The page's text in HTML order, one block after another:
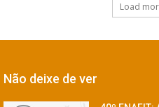
Load
Não deixe de ver